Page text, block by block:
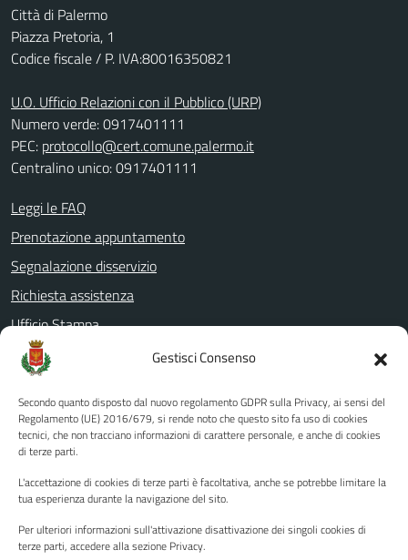
Gestisci Consenso
Secondo quanto disposto dal nuovo regolamento GDPR sulla Privacy, ai sensi del
Regolamento (UE) 2016/679, si rende noto che questo sito fa uso di cookies
tecnici, che non tracciano informazioni di carattere personale, e anche di cookies
di terze parti.
L'accettazione di cookies di terze parti è facoltativa, anche se potrebbe limitare la
tua esperienza durante la navigazione del sito.
Per ulteriori informazioni sull'attivazione disattivazione dei singoli cookies di
terze parti, accedere alla sezione Privacy.
Città di Palermo
Piazza Pretoria, 1
Codice fiscale / P. IVA:80016350821
U.O. Ufficio Relazioni con il Pubblico (URP)
Numero verde: 0917401111
PEC: protocollo@cert.comune.palermo.it
Centralino unico: 0917401111
Leggi le FAQ
Prenotazione appuntamento
Segnalazione disservizio
Richiesta assistenza
Ufficio Stampa
Amministrazione Trasparente
Albo pretorio
Informativa privacy
Note legali
Piano di miglioramento del sito